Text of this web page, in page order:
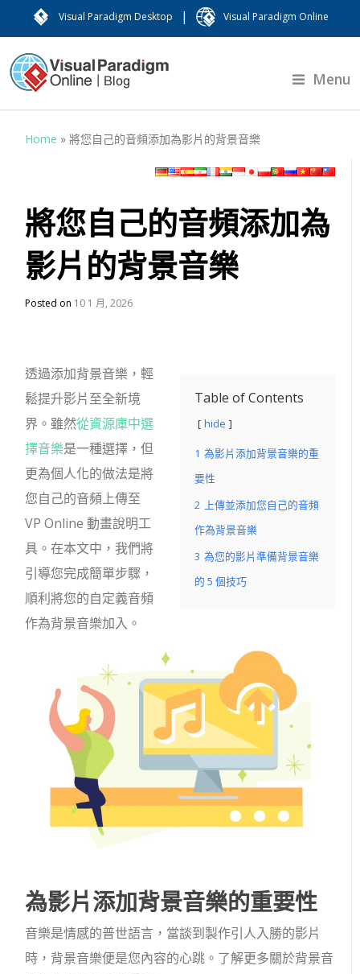
Visual Paradigm Desktop | Visual Paradigm Online
Menu
Home »將您自己的音頻添加為影片的背景音樂
將您自己的音頻添加為
影片的背景音樂
Posted on 10 1 月, 2026
Table of Contents
hide
1 為影片添加背景音樂的重
要性
2 上傳並添加您自己的音頻
作為背景音樂
3 為您的影片準備背景音樂
的 5 個技巧
透過添加背景音樂，輕
鬆提升影片至全新境
界。雖然從資源庫中選
擇音樂是一種選擇，但
更為個人化的做法是將
您自己的音頻上傳至
VP Online 動畫說明工
具。在本文中，我們將
引導您完成簡單步驟，
順利將您的自定義音頻
作為背景音樂加入。
為影片添加背景音樂的重要性
音樂是情感的普世語言，當談到製作引人入勝的影片
時，背景音樂便是您內容的心跳。了解更多關於背景音